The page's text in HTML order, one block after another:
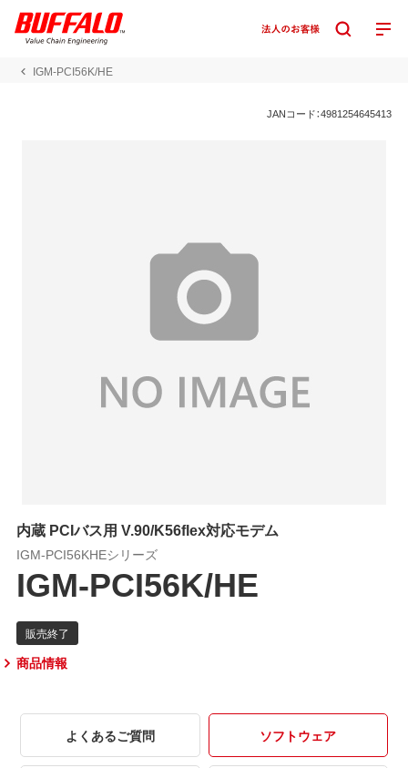
IGM-PCI56K/HE
JANコード：4981254645413
内蔵 PCIバス用 V.90/K56flex対応モデム
IGM-PCI56KHEシリーズ
IGM-PCI56K/HE
商品情報
よくあるご質問 ソフトウェア